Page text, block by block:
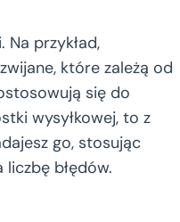
przykład,
które zależą od
się do
wysyłkowej, to z
go, stosując
błędów.